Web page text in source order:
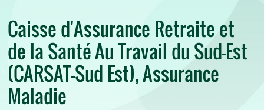
Caisse d'Assurance Retraite et
de la Santé Au Travail du Sud-Est
(CARSAT-Sud Est), Assurance
Maladie